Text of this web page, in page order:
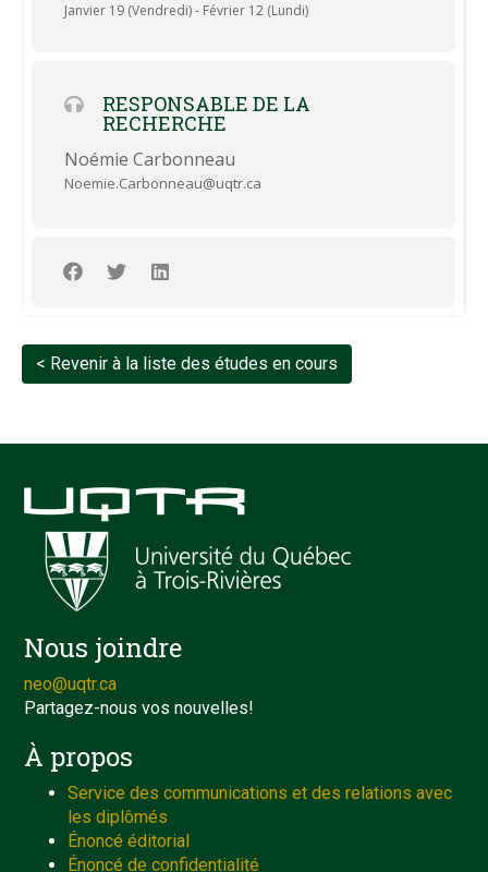
Janvier 19 (Vendredi) - Février 12 (Lundi)
RESPONSABLE DE LA
RECHERCHE
Noémie Carbonneau
Noemie.Carbonneau@uqtr.ca
< Revenir à la liste des études en cours
Nous joindre
neo@uqtr.ca
Partagez-nous vos nouvelles!
À propos
Service des communications et des relations avec
les diplômés
Énoncé éditorial
Énoncé de confidentialité